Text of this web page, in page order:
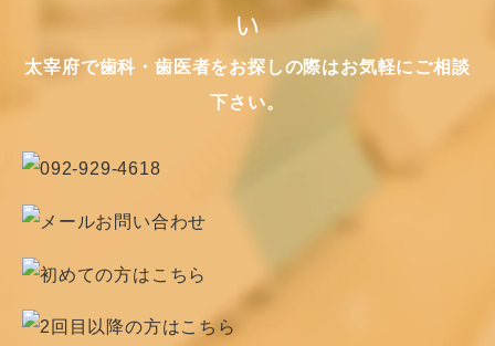
い
太宰府で歯科・歯医者をお探しの際はお気軽にご相談
下さい。